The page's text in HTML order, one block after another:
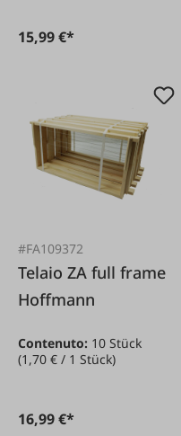
15,99 €*
#FA109372
Telaio ZA full frame
Hoffmann
Contenuto: 10 Stück
(1,70 € / 1 Stück)
16,99 €*